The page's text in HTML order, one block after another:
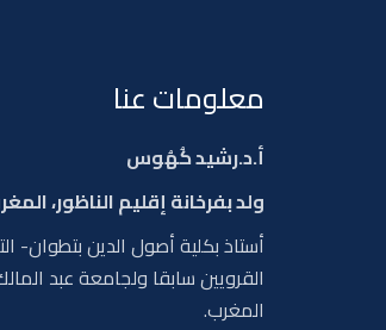
معلومات عنا
أ.د.رشيد كُهُوس
ولد بفرخانة إقليم الناظور،
أستاذ بكلية أصول الدين بتطوان-
القرويين سابقا ولجامعة عبد
المغرب.